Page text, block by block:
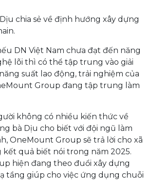
chia sẻ về định hướng xây dựng
DN Việt Nam chưa đạt đến năng
lõi thì có thể tập trung vào giải
suất lao động, trải nghiệm của
Group đang tập trung làm
không có nhiều kiến thức về
bà Dịu cho biết với đội ngũ làm
OneMount Group sẽ trả lời cho xã
kết quả biết nói trong năm 2025.
hiện đang theo đuổi xây dựng
tầng giúp cho việc ứng dụng chuỗi